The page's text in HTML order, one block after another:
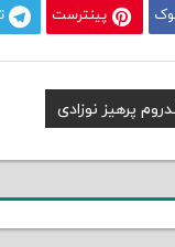
پینترست
پرهیز نوزادی